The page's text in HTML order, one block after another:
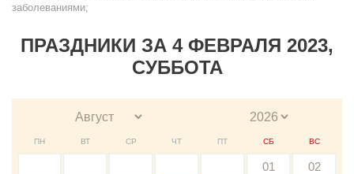
заболеваниями;
ПРАЗДНИКИ ЗА 4 ФЕВРАЛЯ 2023,
СУББОТА
ПН ВТ СР ЧТ ПТ СБ ВС
01 02